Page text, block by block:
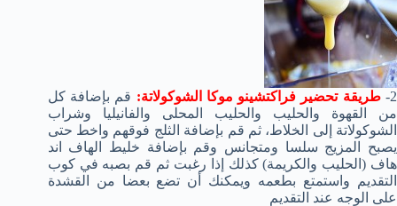
2- طريقة تحضير فراكتشينو موكا الشوكولاتة: قم بإضافة كل
من القهوة والحليب والحليب المحلى والفانيليا وشراب
الشوكولاتة إلى الخلاط، ثم قم بإضافة الثلج فوقهم واخط حتى
يصبح المزيج سلسا ومتجانس وقم بإضافة خليط الهاف اند
هاف (الحليب والكريمة) كذلك إذا رغبت ثم قم بصبه في كوب
التقديم واستمتع بطعمه ويمكنك أن تضع بعضا من القشدة
على الوجه عند التقديم